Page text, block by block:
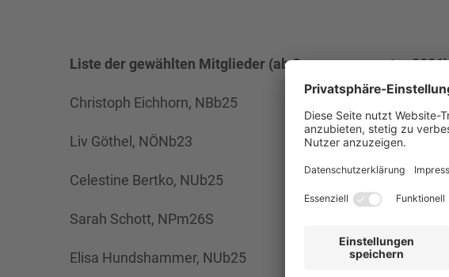
Liste der gewählten Mitglieder (ab Sommersemester 2026)
Christoph Eichhorn, NBb25
Liv Göthel, NÖNb23
Celestine Bertko, NUb25
Sarah Schott, NPm26S
Elisa Hundshammer, NUb25